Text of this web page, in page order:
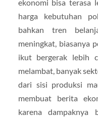
ekonomi bisa terasa
harga kebutuhan
bahkan tren
meningkat, biasanya
ikut bergerak lebih
melambat, banyak
dari sisi produksi
membuat berita
karena dampaknya